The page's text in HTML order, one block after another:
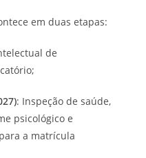
em duas etapas:
de
: Inspeção de saúde,
psicológico e
a matrícula